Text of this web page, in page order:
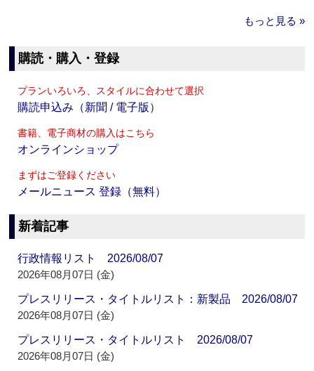
もっと見る »
購読・購入・登録
プランいろいろ、スタイルに合わせて選択
購読申込み（新聞 / 電子版）
書籍、電子商材の購入はこちら
オンラインショップ
まずはご登録ください
メールニュース 登録（無料）
新着記事
行政情報リスト 2026/08/07
2026年08月07日 (金)
プレスリリース・タイトルリスト：新製品 2026/08/07
2026年08月07日 (金)
プレスリリース・タイトルリスト 2026/08/07
2026年08月07日 (金)